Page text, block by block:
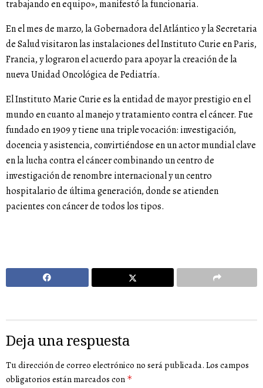
trabajando en equipo», manifestó la funcionaria.
En el mes de marzo, la Gobernadora del Atlántico y la Secretaria
de Salud visitaron las instalaciones del Instituto Curie en Paris,
Francia, y lograron el acuerdo para apoyar la creación de la
nueva Unidad Oncológica de Pediatría.
El Instituto Marie Curie es la entidad de mayor prestigio en el
mundo en cuanto al manejo y tratamiento contra el cáncer. Fue
fundado en 1909 y tiene una triple vocación: investigación,
docencia y asistencia, convirtiéndose en un actor mundial clave
en la lucha contra el cáncer combinando un centro de
investigación de renombre internacional y un centro
hospitalario de última generación, donde se atienden
pacientes con cáncer de todos los tipos.
Deja una respuesta
Tu dirección de correo electrónico no será publicada. Los campos
obligatorios están marcados con *